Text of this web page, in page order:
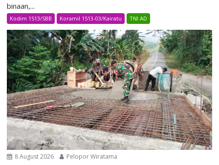
binaan,...
Kodim 1513/SBB Koramil 1513-03/Kairatu TNI AD
8 August 2026 Pelopor Wiratama